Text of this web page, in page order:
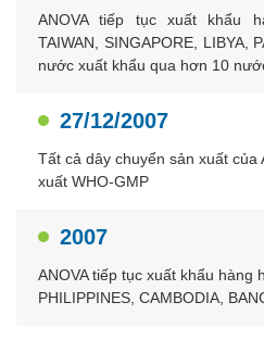
ANOVA tiếp tục xuất khẩu
TAIWAN, SINGAPORE, LIBYA,
nước xuất khẩu qua hơn 10
27/12/2007
Tất cả dây chuyển sản xuất của
xuất WHO-GMP
2007
ANOVA tiếp tục xuất khẩu hàng
PHILIPPINES, CAMBODIA,